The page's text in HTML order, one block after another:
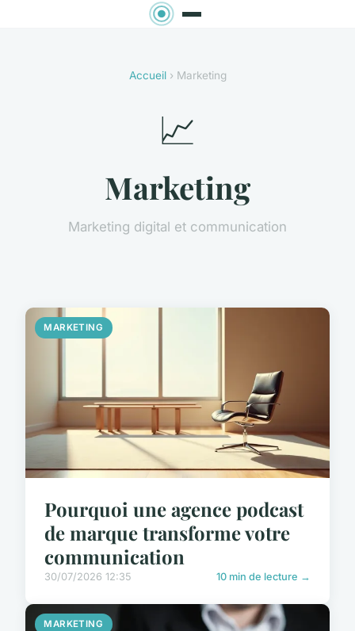
Accueil› Marketing
📈
Marketing
Marketing digital et communication
MARKETING
Pourquoi une agence podcast
de marque transforme votre
communication
30/07/2026 12:35 10 min de lecture →
MARKETING